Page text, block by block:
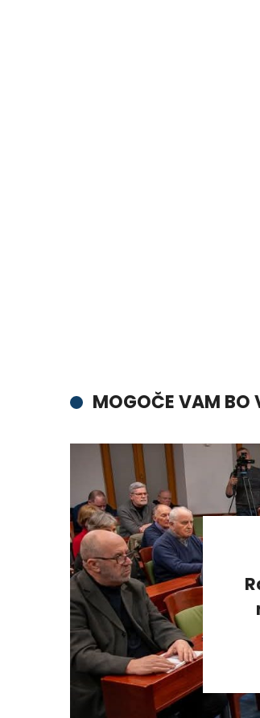
MOGOČE VAM BO